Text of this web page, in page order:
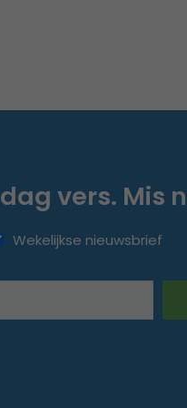
vers. Mis
Wekelijkse nieuwsbrief